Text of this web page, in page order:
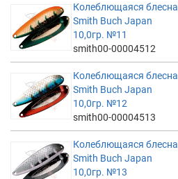
Колеблющаяся блесна
Smith Buch Japan
10,0гр. №11
smith00-00004512
Колеблющаяся блесна
Smith Buch Japan
10,0гр. №12
smith00-00004513
Колеблющаяся блесна
Smith Buch Japan
10,0гр. №13